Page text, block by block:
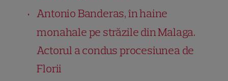
Antonio Banderas, în haine
monahale pe străzile din Malaga.
Actorul a condus procesiunea de
Florii